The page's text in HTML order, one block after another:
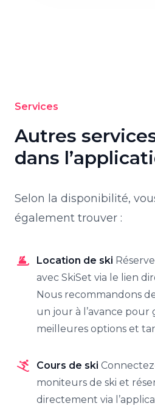
Services
Autres
dans
Selon la disponibilité,
également trouver :
Location de ski
avec SkiSet via le lien
Nous recommandons
un jour à l’avance pour
meilleures options et
Cours de ski
moniteurs de ski et
directement via